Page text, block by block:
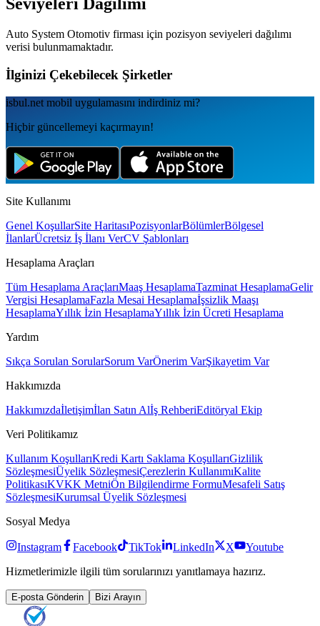
Seviyeleri Dağılımı
Auto System Otomotiv firması için pozisyon seviyeleri dağılımı
verisi bulunmamaktadır.
İlginizi Çekebilecek Şirketler
isbul.net mobil uygulamаsını indirdiniz mi?
Hiçbir güncellemeyi kaçırmayın!
Site Kullanımı
Genel KoşullarSite HaritasıPozisyonlarBölümlerBölgesel
İlanlarÜcretsiz İş İlanı VerCV Şablonları
Hesaplama Araçları
Tüm Hesaplama AraçlarıMaaş HesaplamaTazminat HesaplamaGelir
Vergisi HesaplamaFazla Mesai Hesaplamaİşsizlik Maaşı
HesaplamaYıllık İzin HesaplamaYıllık İzin Ücreti Hesaplama
Yardım
Sıkça Sorulan SorularSorum VarÖnerim VarŞikayetim Var
Hakkımızda
Hakkımızdaİletişimİlan Satın Alİş RehberiEditöryal Ekip
Veri Politikamız
Kullanım KoşullarıKredi Kartı Saklama KoşullarıGizlilik
SözleşmesiÜyelik SözleşmesiÇerezlerin KullanımıKalite
PolitikasıKVKK MetniÖn Bilgilendirme FormuMesafeli Satış
SözleşmesiKurumsal Üyelik Sözleşmesi
Sosyal Medya
Instagram Facebook TikTok LinkedIn X
Youtube
Hizmetlerimizle ilgili tüm sorularınızı yanıtlamaya hazırız.
E-posta Gönderin Bizi Arayın